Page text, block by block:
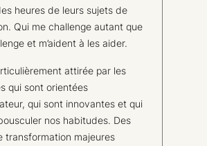
heures de leurs sujets de
Qui me challenge autant que
et m’aident à les aider.
attirée par les
qui sont orientées
qui sont innovantes et qui
nos habitudes. Des
transformation majeures